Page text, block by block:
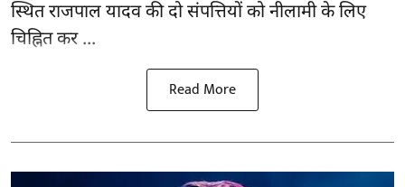
स्थित राजपाल यादव की दो संपत्तियों को नीलामी के लिए
चिह्नित कर ...
Read More